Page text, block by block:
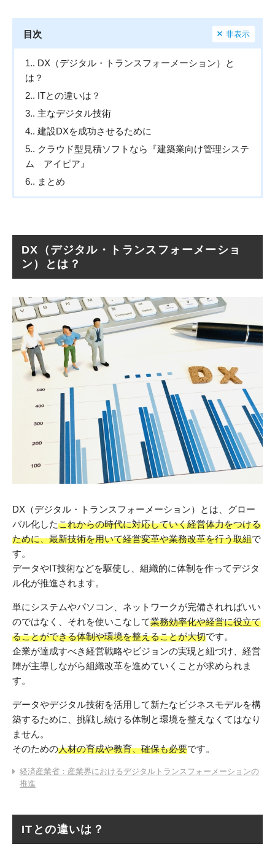
目次 非表示
1. DX（デジタル・トランスフォーメーション）と
は？
2. ITとの違いは？
3. 主なデジタル技術
4. 建設DXを成功させるために
5.
クラウド型見積ソフトなら『建築業向け管理システ
ム アイピア』
6.
まとめ
DX（デジタル・トランスフォーメーショ
ン）とは？
DX（デジタル・トランスフォーメーション）とは、グロー
バル化したこれからの時代に対応していく経営体力をつける
ために、最新技術を用いて経営変革や業務改革を行う取組で
す。
データやIT技術などを駆使し、組織的に体制を作ってデジタ
ル化が推進されます。
単にシステムやパソコン、ネットワークが完備されればいい
のではなく、それを使いこなして業務効率化や経営に役立て
ることができる体制や環境を整えることが大切です。
企業が達成すべき経営戦略やビジョンの実現と紐づけ、経営
陣が主導しながら組織改革を進めていくことが求められま
す。
データやデジタル技術を活用して新たなビジネスモデルを構
築するために、挑戦し続ける体制と環境を整えなくてはなり
ません。
そのための人材の育成や教育、確保も必要です。
経済産業省：産業界におけるデジタルトランスフォーメーションの
推進
ITとの違いは？